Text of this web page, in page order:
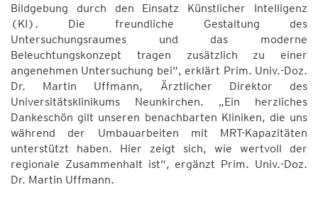
Bildgebung durch den Einsatz Künstlicher Intelligenz
(KI). Die freundliche Gestaltung des
Untersuchungsraumes und das moderne
Beleuchtungskonzept tragen zusätzlich zu einer
angenehmen Untersuchung bei“, erklärt Prim. Univ.-Doz.
Dr. Martin Uffmann, Ärztlicher Direktor des
Universitätsklinikums Neunkirchen. „Ein herzliches
Dankeschön gilt unseren benachbarten Kliniken, die uns
während der Umbauarbeiten mit MRT-Kapazitäten
unterstützt haben. Hier zeigt sich, wie wertvoll der
regionale Zusammenhalt ist“, ergänzt Prim. Univ.-Doz.
Dr. Martin Uffmann.